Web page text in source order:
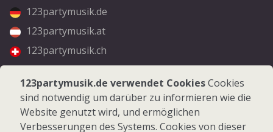
123partymusik.de
123partymusik.at
123partymusik.ch
Folgen Sie uns
Facebook
Instagram
123partymusik.de verwendet CookiesCookies
sind notwendig um darüber zu informieren wie die
Website genutzt wird, und ermöglichen
Verbesserungen des Systems. Cookies von dieser